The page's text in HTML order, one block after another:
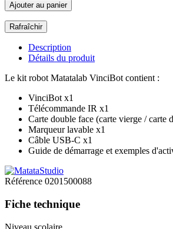
Ajouter au panier
Description
Détails du produit
Le kit robot Matatalab VinciBot contient :
VinciBot x1
Télécommande IR x1
Carte double face (carte vierge / carte
Marqueur lavable x1
Câble USB-C x1
Guide de démarrage et exemples
Référence 0201500088
Fiche technique
Niveau scolaire